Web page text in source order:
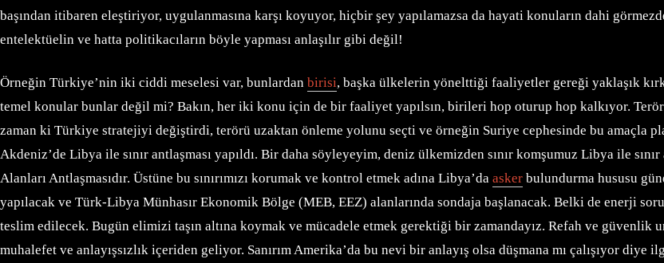
başından itibaren eleştiriyor, uygulanmasına karşı koyuyor, hiçbir şey yapılamazsa da hayati konuların dahi
entelektüelin ve hatta politikacıların böyle yapması anlaşılır gibi değil!
Örneğin Türkiye’nin iki ciddi meselesi var, bunlardan birisi, başka ülkelerin yönelttiği faaliyetler gereği yaklaşık
temel konular bunlar değil mi? Bakın, her iki konu için de bir faaliyet yapılsın, birileri hop oturup hop kalkıyor.
zaman ki Türkiye stratejiyi değiştirdi, terörü uzaktan önleme yolunu seçti ve örneğin Suriye cephesinde bu amaçla
Akdeniz’de Libya ile sınır antlaşması yapıldı. Bir daha söyleyeyim, deniz ülkemizden sınır komşumuz Libya ile
Alanları Antlaşmasıdır. Üstüne bu sınırımızı korumak ve kontrol etmek adına Libya’da asker bulundurma hususu
yapılacak ve Türk-Libya Münhasır Ekonomik Bölge (MEB, EEZ) alanlarında sondaja başlanacak. Belki de enerji
teslim edilecek. Bugün elimizi taşın altına koymak ve mücadele etmek gerektiği bir zamandayız. Refah ve güvenlik
muhalefet ve anlayışsızlık içeriden geliyor. Sanırım Amerika’da bu nevi bir anlayış olsa düşmana mı çalışıyor